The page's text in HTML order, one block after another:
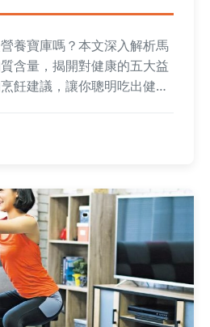
養寶庫嗎？本文深入解析馬
含量，揭開對健康的五大益
飪建議，讓你聰明吃出健